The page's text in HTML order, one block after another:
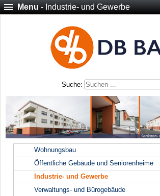
Menu- Industrie- und Gewerbe
Suche:
Wohnungsbau
Öffentliche Gebäude und Seniorenheime
Industrie- und Gewerbe
Verwaltungs- und Bürogebäude